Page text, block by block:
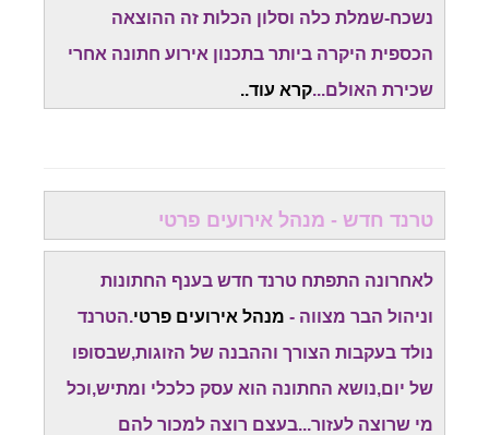
נשכח-שמלת כלה וסלון הכלות זה ההוצאה
הכספית היקרה ביותר בתכנון אירוע חתונה אחרי
שכירת האולם...קרא עוד..
טרנד חדש - מנהל אירועים פרטי
לאחרונה התפתח טרנד חדש בענף החתונות
וניהול הבר מצווה - מנהל אירועים פרטי.הטרנד
נולד בעקבות הצורך וההבנה של הזוגות,שבסופו
של יום,נושא החתונה הוא עסק כלכלי ומתיש,וכל
מי שרוצה לעזור...בעצם רוצה למכור להם